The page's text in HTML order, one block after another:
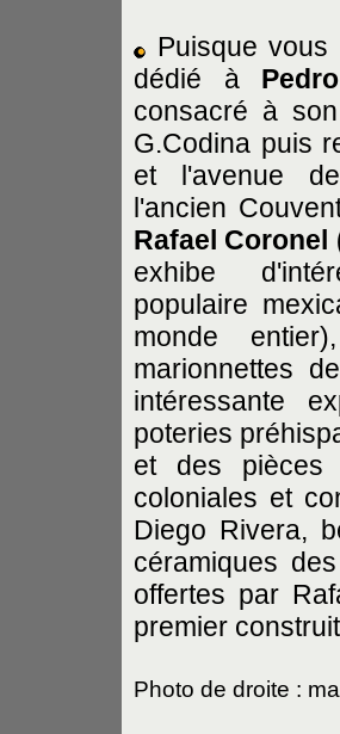
Puisque
dédié à Pedro
consacré à
G.Codina puis
et l'avenue
l'ancien
Rafael Coronel
exhibe
populaire
monde
marionnettes
intéressante
poteries
et des pièces
coloniales et
Diego Rivera,
céramiques
offertes par
premier
Photo de droite :